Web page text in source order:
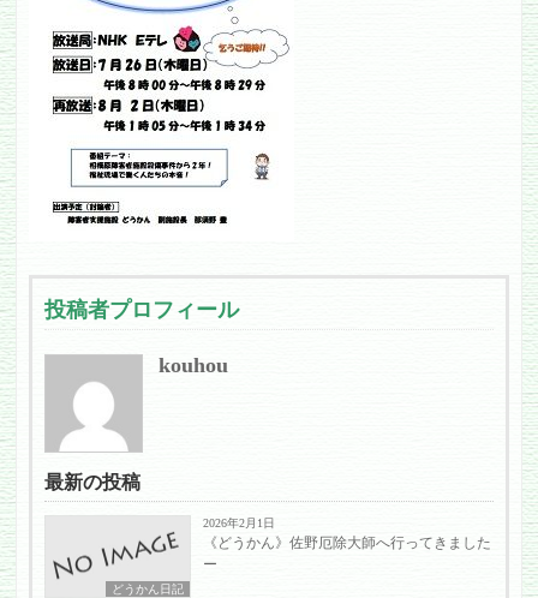
投稿者プロフィール
kouhou
最新の投稿
どうかん日記
2026年2月1日
《どうかん》佐野厄除大師へ行ってきました
ー